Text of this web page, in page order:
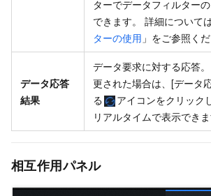
ターでデータフィルター
できます。 詳細について
ターの使用 」をご参照くだ
データ応答
結果
データ要求に対する応答
更された場合は、[データ
る
アイコンをクリック
リアルタイムで表示できま
相互作用パネル